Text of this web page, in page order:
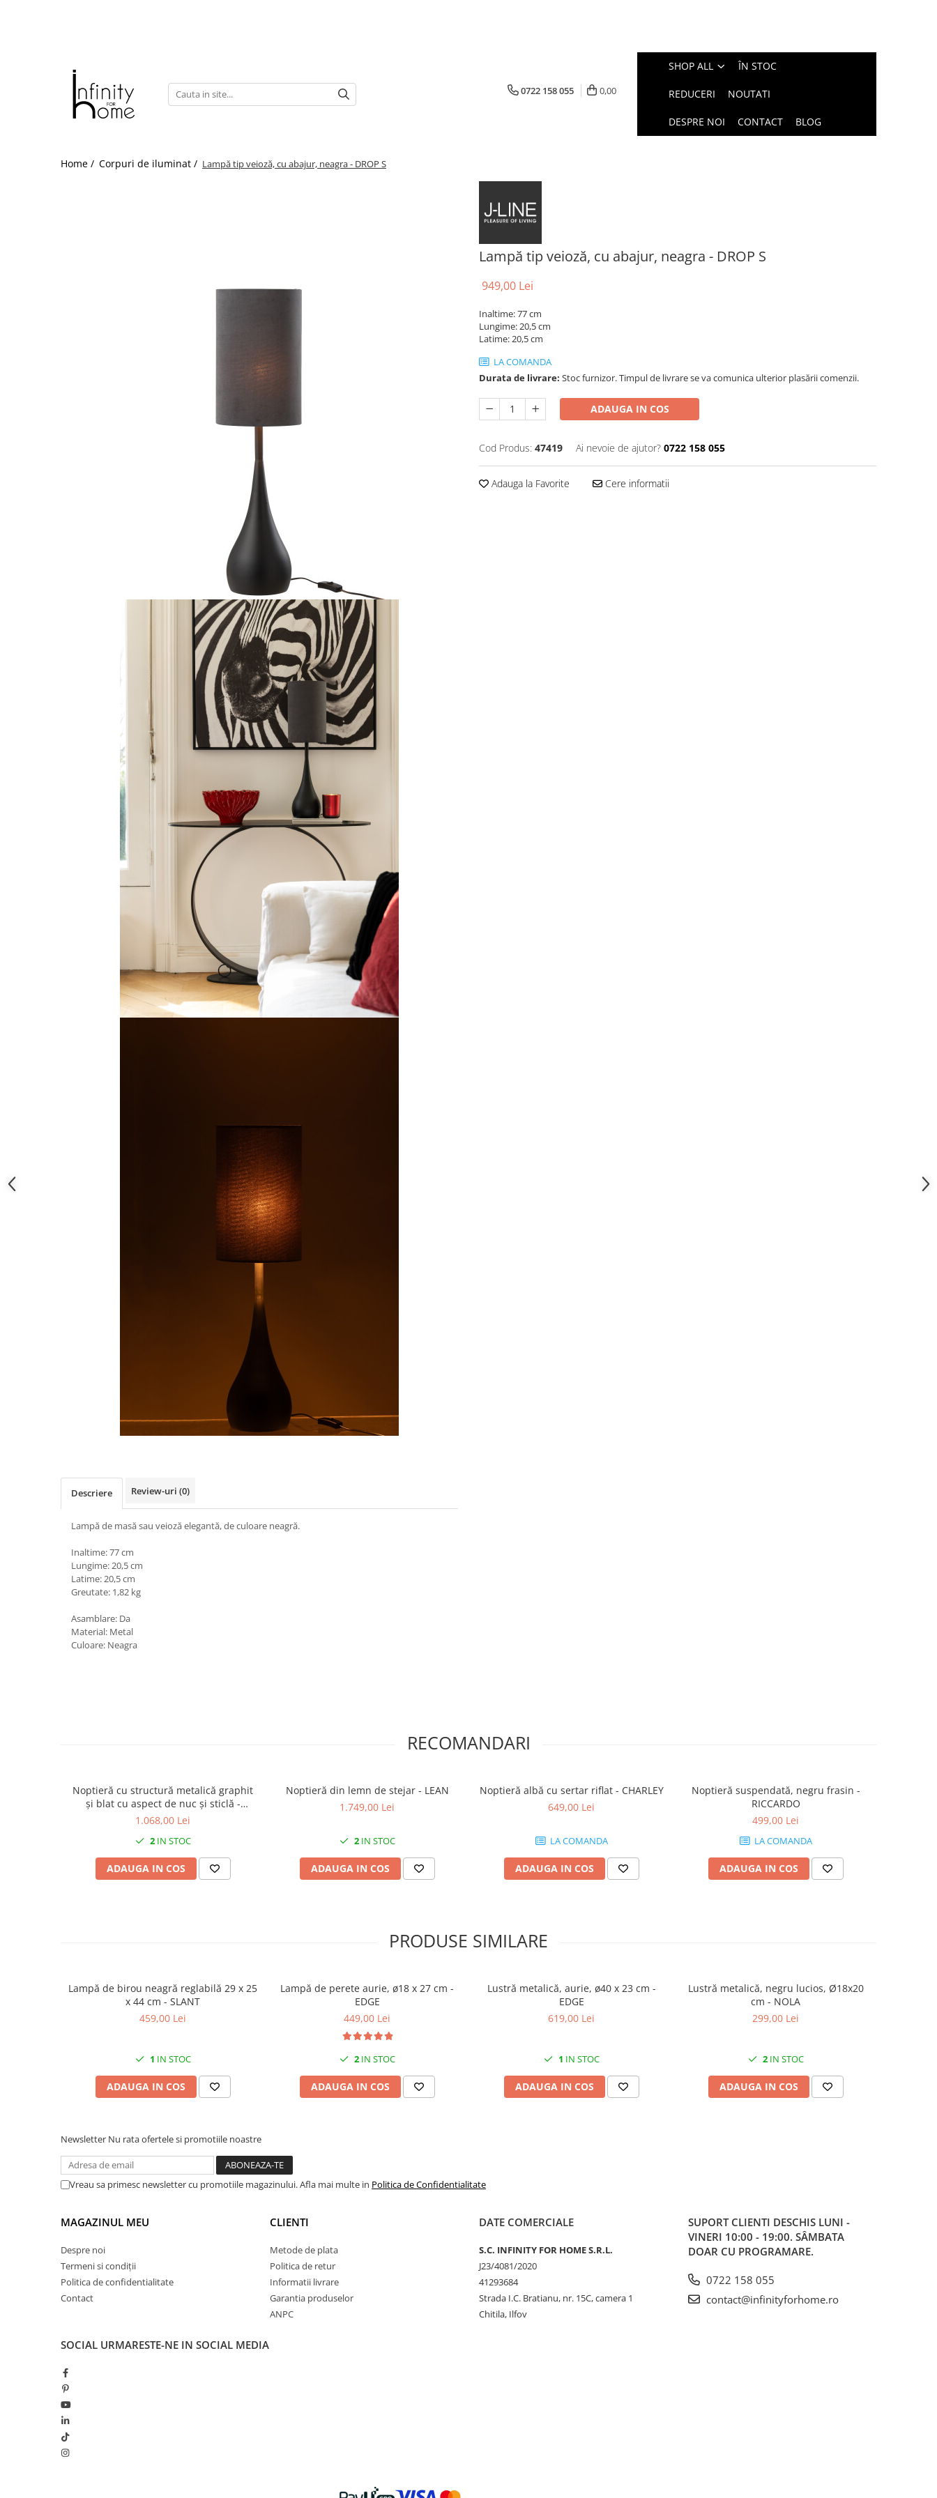
Biblioteci și rafturi
Covoare living
Accesorii pentru servire
0722 158 055 0,00
SHOP ALL ÎN STOC
REDUCERI NOUTATI
DESPRE NOI CONTACT BLOG
Home / Corpuri de iluminat / Lampă tip veioză, cu abajur, neagra - DROP S
Lampă tip veioză, cu abajur, neagra - DROP S
949,00 Lei
Inaltime: 77 cm
Lungime: 20,5 cm
Latime: 20,5 cm
LA COMANDA
Durata de livrare: Stoc furnizor. Timpul de livrare se va comunica ulterior plasării comenzii.
ADAUGA IN COS
Cod Produs: 47419 Ai nevoie de ajutor? 0722 158 055
Adauga la Favorite Cere informatii
Descriere Review-uri (0)
Lampă de masă sau veioză elegantă, de culoare neagră.
Inaltime: 77 cm
Lungime: 20,5 cm
Latime: 20,5 cm
Greutate: 1,82 kg
Asamblare: Da
Material: Metal
Culoare: Neagra
RECOMANDARI
Noptieră cu structură metalică graphit
și blat cu aspect de nuc și sticlă -
CIEMNY
1.068,00 Lei
2IN STOC
ADAUGA IN COS
Noptieră din lemn de stejar - LEAN
1.749,00 Lei
2IN STOC
ADAUGA IN COS
Noptieră albă cu sertar riflat - CHARLEY
649,00 Lei
LA COMANDA
ADAUGA IN COS
Noptieră suspendată, negru frasin -
RICCARDO
499,00 Lei
LA COMANDA
ADAUGA IN COS
PRODUSE SIMILARE
Lampă de birou neagră reglabilă 29 x 25
x 44 cm - SLANT
459,00 Lei
1 IN STOC
ADAUGA IN COS
Lampă de perete aurie, ø18 x 27 cm -
EDGE
449,00 Lei
2IN STOC
ADAUGA IN COS
Lustră metalică, aurie, ø40 x 23 cm -
EDGE
619,00 Lei
1 IN STOC
ADAUGA IN COS
Lustră metalică, negru lucios, Ø18x20
cm - NOLA
299,00 Lei
2IN STOC
ADAUGA IN COS
Newsletter Nu rata ofertele si promotiile noastre
Vreau sa primesc newsletter cu promotiile magazinului. Afla mai multe in Politica de Confidentialitate
MAGAZINUL MEU
Despre noi
Termeni si condiții
Politica de confidentialitate
Contact
CLIENTI
Metode de plata
Politica de retur
Informatii livrare
Garantia produselor
ANPC
DATE COMERCIALE
S.C. INFINITY FOR HOME S.R.L.
J23/4081/2020
41293684
Strada I.C. Bratianu, nr. 15C, camera 1
Chitila, Ilfov
SUPORT CLIENTI DESCHIS LUNI -
VINERI 10:00 - 19:00. SÂMBATA
DOAR CU PROGRAMARE.
0722 158 055
contact@infinityforhome.ro
SOCIAL URMARESTE-NE IN SOCIAL MEDIA